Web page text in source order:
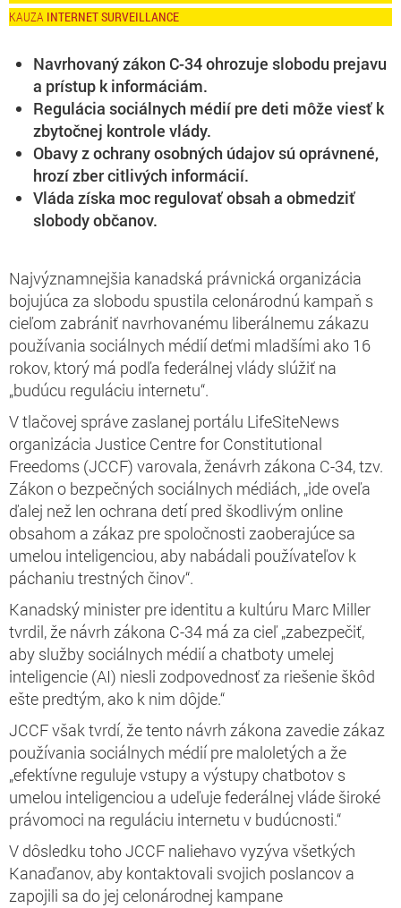
INTERNET SURVEILLANCE
Navrhovaný zákon C-34 ohrozuje slobodu prejavu
a prístup k informáciám.
Regulácia sociálnych médií pre deti môže viesť k
zbytočnej kontrole vlády.
Obavy z ochrany osobných údajov sú oprávnené,
hrozí zber citlivých informácií.
Vláda získa moc regulovať obsah a obmedziť
slobody občanov.
Najvýznamnejšia kanadská právnická organizácia
bojujúca za slobodu spustila celonárodnú kampaň s
cieľom zabrániť navrhovanému liberálnemu zákazu
používania sociálnych médií deťmi mladšími ako 16
rokov, ktorý má podľa federálnej vlády slúžiť na
„budúcu reguláciu internetu“.
V tlačovej správe zaslanej portálu LifeSiteNews
organizácia Justice Centre for Constitutional
Freedoms (JCCF) varovala, ženávrh zákona C-34, tzv.
Zákon o bezpečných sociálnych médiách, „ide oveľa
ďalej než len ochrana detí pred škodlivým online
obsahom a zákaz pre spoločnosti zaoberajúce sa
umelou inteligenciou, aby nabádali používateľov k
páchaniu trestných činov“.
Kanadský minister pre identitu a kultúru Marc Miller
tvrdil, že návrh zákona C-34 má za cieľ „zabezpečiť,
aby služby sociálnych médií a chatboty umelej
inteligencie (AI) niesli zodpovednosť za riešenie škôd
ešte predtým, ako k nim dôjde.“
JCCF však tvrdí, že tento návrh zákona zavedie zákaz
používania sociálnych médií pre maloletých a že
„efektívne reguluje vstupy a výstupy chatbotov s
umelou inteligenciou a udeľuje federálnej vláde široké
právomoci na reguláciu internetu v budúcnosti.“
V dôsledku toho JCCF naliehavo vyzýva všetkých
Kanaďanov, aby kontaktovali svojich poslancov a
zapojili sa do jej celonárodnej kampane